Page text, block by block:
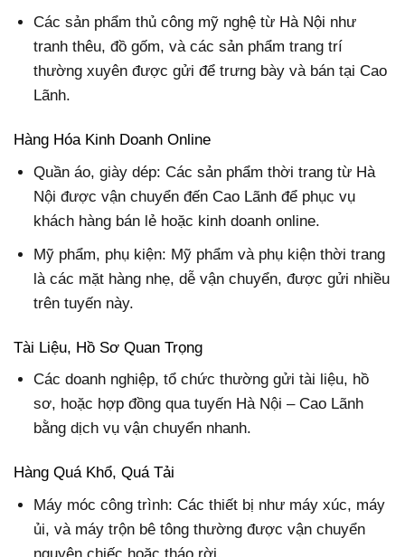
Các sản phẩm thủ công mỹ nghệ từ Hà Nội như
tranh thêu, đồ gốm, và các sản phẩm trang trí
thường xuyên được gửi để trưng bày và bán tại Cao
Lãnh.
Hàng Hóa Kinh Doanh Online
Quần áo, giày dép: Các sản phẩm thời trang từ Hà
Nội được vận chuyển đến Cao Lãnh để phục vụ
khách hàng bán lẻ hoặc kinh doanh online.
Mỹ phẩm, phụ kiện: Mỹ phẩm và phụ kiện thời trang
là các mặt hàng nhẹ, dễ vận chuyển, được gửi nhiều
trên tuyến này.
Tài Liệu, Hồ Sơ Quan Trọng
Các doanh nghiệp, tổ chức thường gửi tài liệu, hồ
sơ, hoặc hợp đồng qua tuyến Hà Nội – Cao Lãnh
bằng dịch vụ vận chuyển nhanh.
Hàng Quá Khổ, Quá Tải
Máy móc công trình: Các thiết bị như máy xúc, máy
ủi, và máy trộn bê tông thường được vận chuyển